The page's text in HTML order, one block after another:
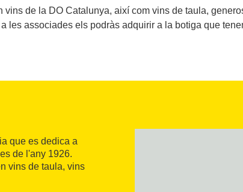
de la DO Catalunya, així com vins de taula,
les associades els podràs adquirir a la botiga que
que es dedica a
de l'any 1926.
vins de taula, vins